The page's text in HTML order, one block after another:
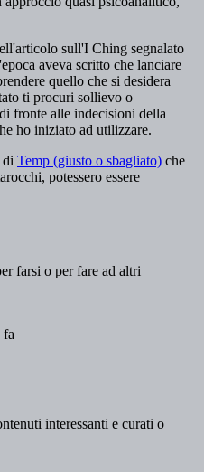
interessanti e curati o